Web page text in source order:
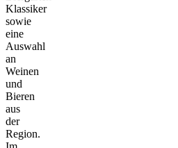
Klassiker
sowie
eine
Auswahl
an
Weinen
und
Bieren
aus
der
Region.